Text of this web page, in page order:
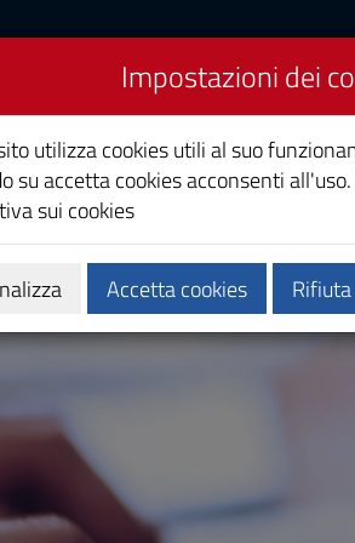
Calendari e orari Qualità e
Impostazioni dei
utilizza cookies utili al suo
su accetta cookies acconsenti
sui cookies
Accetta cookies Rifiuta